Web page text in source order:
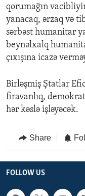
qorumağın
yanacaq, ərzaq və
sərbəst humanitar
beynəlxalq
çıxışına icazə
Birləşmiş Ştatlar
firavanlıq,
hər kəslə işləyəcək.
Share
FOLLOW US